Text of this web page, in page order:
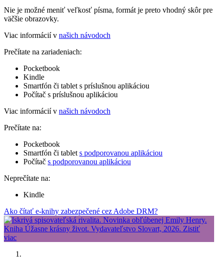
Nie je možné meniť veľkosť písma, formát je preto vhodný skôr pre
väčšie obrazovky.
Viac informácií v našich návodoch
Prečítate na zariadeniach:
Pocketbook
Kindle
Smartfón či tablet s príslušnou aplikáciou
Počítač s príslušnou aplikáciou
Viac informácií v našich návodoch
Prečítate na:
Pocketbook
Smartfón či tablet s podporovanou aplikáciou
Počítač s podporovanou aplikáciou
Neprečítate na:
Kindle
Ako čítať e-knihy zabezpečené cez Adobe DRM?